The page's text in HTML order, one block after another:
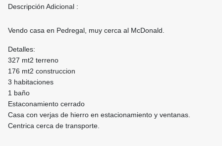
Descripción Adicional :
Vendo casa en Pedregal, muy cerca al McDonald.
Detalles:
327 mt2 terreno
176 mt2 construccion
3 habitaciones
1 baño
Estaconamiento cerrado
Casa con verjas de hierro en estacionamiento y ventanas.
Centrica cerca de transporte.